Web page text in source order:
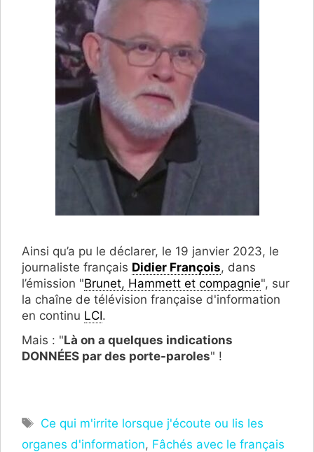
Ainsi qu’a pu le déclarer, le 19 janvier 2023, le
journaliste français Didier François, dans
l’émission "Brunet, Hammett et compagnie", sur
la chaîne de télévision française d'information
en continu LCI.
Mais : "Là on a quelques indications
DONNÉES par des porte-paroles" !
Étiquettes
Ce qui m'irrite lorsque j'écoute ou lis les
organes d'information, Fâchés avec le français